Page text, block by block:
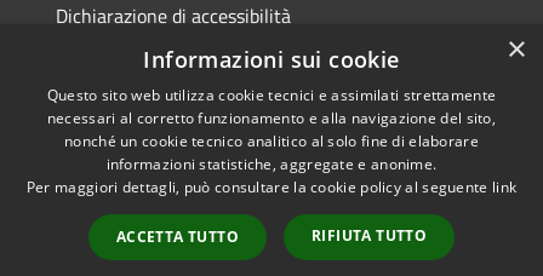
Dichiarazione di accessibilità
Accessibilità
Privacy
Mappa del sito
Copyright © 2026 • Comune di
Caltanissetta • Powered by
Municipium•Accesso
redazione
×
Informazioni sui cookie
Questo sito web utilizza cookie tecnici e assimilati strettamente
necessari al corretto funzionamento e alla navigazione del sito,
nonché un cookie tecnico analitico al solo fine di elaborare
informazioni statistiche, aggregate e anonime.
Per maggiori dettagli, può consultare la cookie policy al seguente link
ACCETTA TUTTO RIFIUTA TUTTO